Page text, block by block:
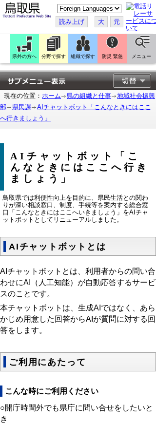
こ
の
ペ
ー
ジ
翻
訳
す
る
読み上げ 大 元
県外の方へ 分野で探す 組織で探す 防災 緊急 メニュー
現在の位置： ホーム 県の組織と仕事
地域社会振興
部
県民課
AIチャットボット「こんなときにはここ
へ行きましょう」
AIチャットボット「こ
んなときにはここへ行き
ましょう」
鳥取県では利便性向上を目的に、県民生活との関わ
りが深い相談窓口、制度、手続等を案内する総合窓
口「こんなときにはここへいきましょう」をAIチャ
ットボットとしてリニューアルしました。
AIチャットボットとは
AIチャットボットとは、利用者からの問い合
わせにAI（人工知能）が自動応答するサービ
スのことです。
本チャットボットは、生成AIではなく、あら
かじめ用意した回答からAIが質問に対する回
答をします。
ご利用にあたって
こんな時にご利用ください
○開庁時間外でも県庁に問い合せをしたいと
き